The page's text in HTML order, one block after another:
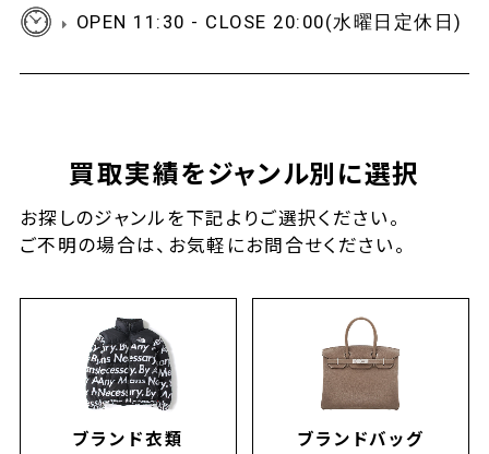
OPEN 11:30 - CLOSE 20:00(水曜日定休日)
買取実績をジャンル別に選択
お探しのジャンルを下記よりご選択ください。
ご不明の場合は、お気軽にお問合せください。
ブランド衣類 ブランドバッグ